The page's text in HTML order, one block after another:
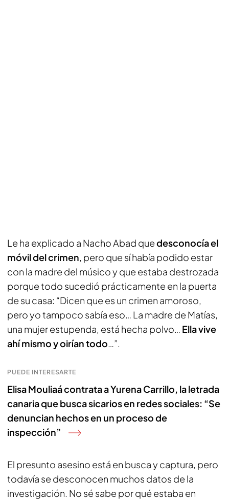
Le ha explicado a Nacho Abad quedesconocía el
móvil del crimen, pero que sí había podido estar
con la madre del músico y que estaba destrozada
porque todo sucedió prácticamente en la puerta
de su casa: “Dicen que es un crimen amoroso,
pero yo tampoco sabía eso… La madre de Matías,
una mujer estupenda, está hecha polvo… Ella vive
ahí mismo y oirían todo…”.
PUEDE INTERESARTE
Elisa Mouliaá contrata a Yurena Carrillo, la letrada
canaria que busca sicarios en redes sociales: “Se
denuncian hechos en un proceso de
inspección”
El presunto asesino está en busca y captura, pero
todavía se desconocen muchos datos de la
investigación. No sé sabe por qué estaba en